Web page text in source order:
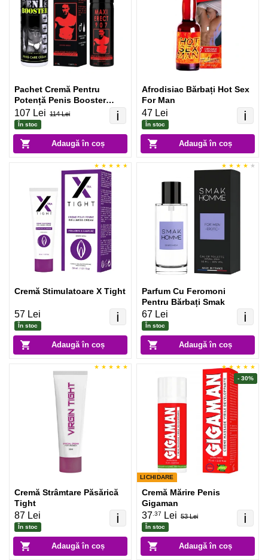
Adaugă în coș
ℹ️
Pachet Cremă Pentru
Potență Penis Booster
125ml + Spray Pentru
Potență Maxi Erect 907
107 Lei 114 Lei
În stoc
Adaugă în coș
ℹ️
Afrodisiac Bărbați Hot Sex
For Man
47 Lei
În stoc
Adaugă în coș
ℹ️
Cremă Stimulatoare X Tight
57 Lei
În stoc
Adaugă în coș
ℹ️
Parfum Cu Feromoni
Pentru Bărbați Smak
67 Lei
În stoc
Adaugă în coș
ℹ️
Cremă Strâmtare Păsărică
Tight
87 Lei
În stoc
LICHIDARE
Adaugă în coș
ℹ️
Cremă Mărire Penis
Gigaman
37 .37 Lei 53 Lei
În stoc
- 30%